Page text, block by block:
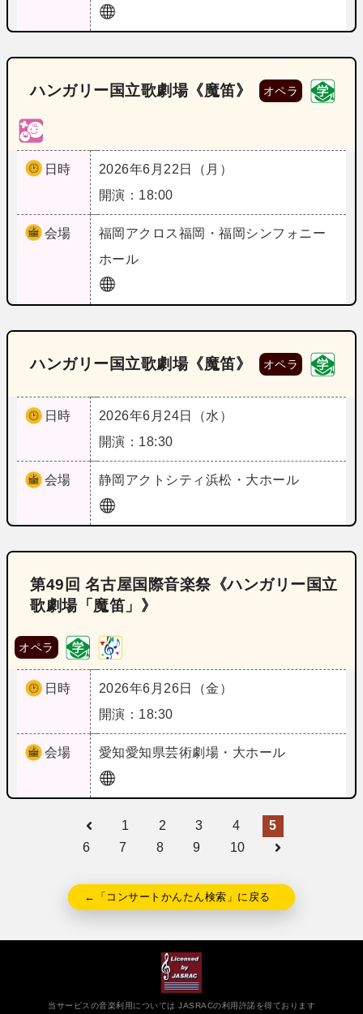
ハンガリー国立歌劇場《魔笛》 オペラ
日時
2026年6月22日（月）
開演：18:00
会場 福岡 アクロス福岡・福岡シンフォニー
ホール
ハンガリー国立歌劇場《魔笛》 オペラ
日時
2026年6月24日（水）
開演：18:30
会場 静岡 アクトシティ浜松・大ホール
第49回 名古屋国際音楽祭《ハンガリー国立
歌劇場「魔笛」》
オペラ
日時
2026年6月26日（金）
開演：18:30
会場 愛知愛知県芸術劇場・大ホール
1 2 3 4
5
6
7 8 9 10
←「コンサートかんたん検索」に戻る
当サービスの音楽利用については JASRACの利用許諾を得ております